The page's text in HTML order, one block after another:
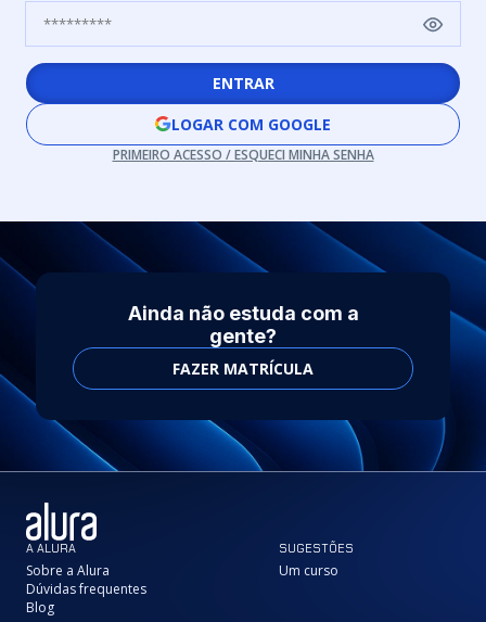
ENTRAR
LOGAR COM GOOGLE
PRIMEIRO ACESSO / ESQUECI MINHA SENHA
Ainda não estuda com a
gente?
FAZER MATRÍCULA
A ALURA
Sobre a Alura
Dúvidas frequentes
Blog
SUGESTÕES
Um curso